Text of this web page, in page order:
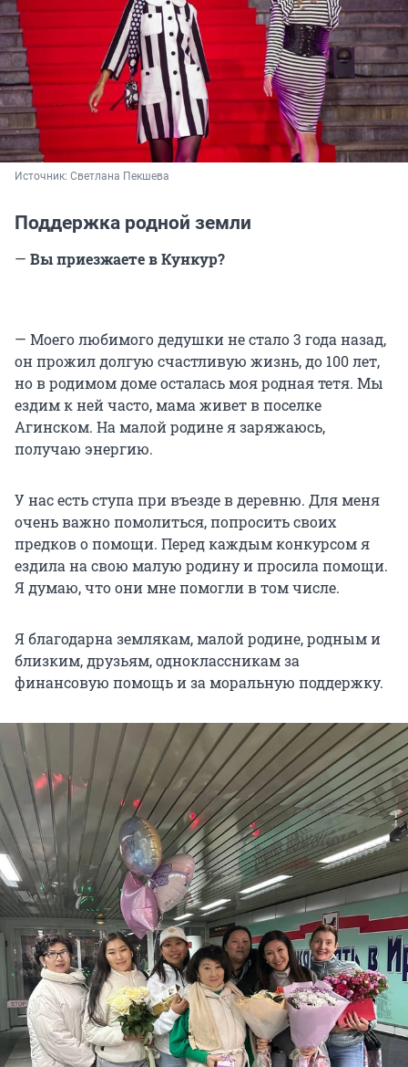
Источник: Светлана Пекшева
Поддержка родной земли
— Вы приезжаете в Кункур?
— Моего любимого дедушки не стало 3 года назад,
он прожил долгую счастливую жизнь, до 100 лет,
но в родимом доме осталась моя родная тетя. Мы
ездим к ней часто, мама живет в поселке
Агинском. На малой родине я заряжаюсь,
получаю энергию.
У нас есть ступа при въезде в деревню. Для меня
очень важно помолиться, попросить своих
предков о помощи. Перед каждым конкурсом я
ездила на свою малую родину и просила помощи.
Я думаю, что они мне помогли в том числе.
Я благодарна землякам, малой родине, родным и
близким, друзьям, одноклассникам за
финансовую помощь и за моральную поддержку.